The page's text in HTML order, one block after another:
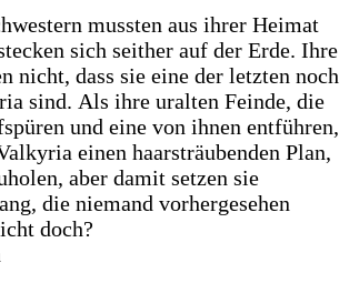
mussten aus ihrer Heimat
sich seither auf der Erde. Ihre
nicht, dass sie eine der letzten noch
sind. Als ihre uralten Feinde, die
und eine von ihnen entführen,
einen haarsträubenden Plan,
aber damit setzen sie
die niemand vorhergesehen
doch?